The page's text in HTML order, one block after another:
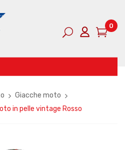
0
Giacche moto
in pelle vintage Rosso